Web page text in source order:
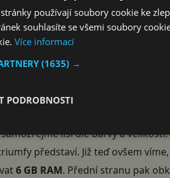
všech modelů Pixel 4 (GA01187,
samozřejmě liší dle barvy a
představí. Již teď ovšem
6 GB RAM. Přední stranu pak
používají soubory cookie ke
souhlasíte se všemi soubory
Více informací
(1635) →
PODROBNOSTI